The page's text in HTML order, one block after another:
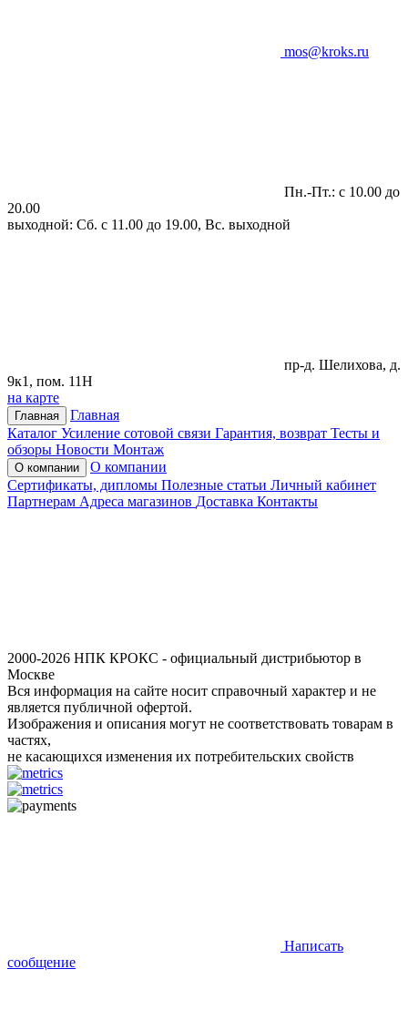
mos@kroks.ru
Пн.-Пт.: с 10.00 до
20.00
выходной: Сб. с 11.00 до 19.00, Вс. выходной
пр-д. Шелихова, д.
9к1, пом. 11Н
на карте
Главная
Главная
Каталог Усиление сотовой связи Гарантия, возврат Тесты и
обзоры Новости Монтаж
О компании
О компании
Сертификаты, дипломы Полезные статьи Личный кабинет
Партнерам Адреса магазинов Доставка Контакты
2000-2026 НПК КРОКС - официальный дистрибьютор в
Москве
Вся информация на сайте носит справочный характер и не
является публичной офертой.
Изображения и описания могут не соответствовать товарам в
частях,
не касающихся изменения их потребительских свойств
Написать
сообщение